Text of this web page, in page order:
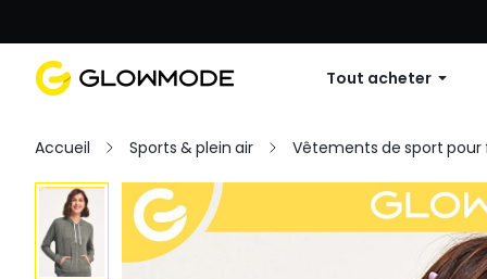
Tout acheter
Accueil Sports & plein air Vêtements de sport